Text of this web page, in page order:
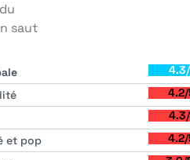
saut
et pop